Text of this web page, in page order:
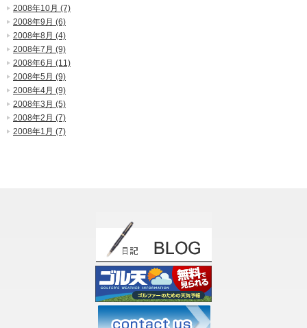
2008年10月 (7)
2008年9月 (6)
2008年8月 (4)
2008年7月 (9)
2008年6月 (11)
2008年5月 (9)
2008年4月 (9)
2008年3月 (5)
2008年2月 (7)
2008年1月 (7)